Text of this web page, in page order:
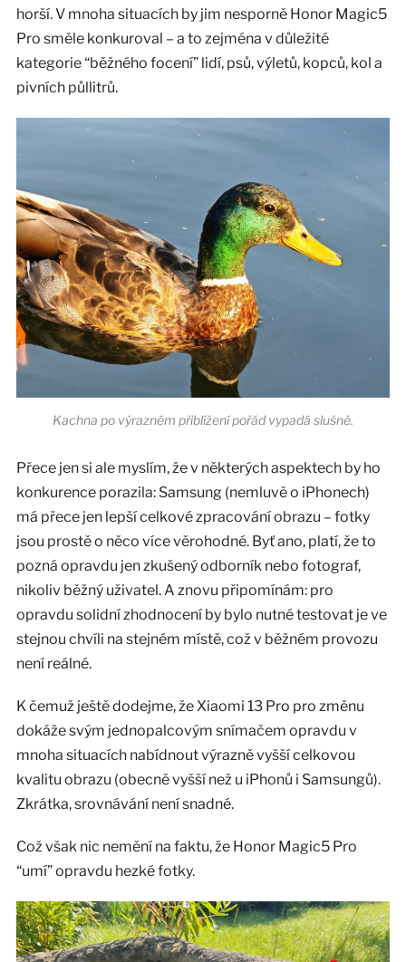
horší. V mnoha situacích by jim nesporně Honor Magic5
Pro směle konkuroval – a to zejména v důležité
kategorie “běžného focení” lidí, psů, výletů, kopců, kol a
pivních půllitrů.
Kachna po výrazném přiblížení pořád vypadá slušně.
Přece jen si ale myslím, že v některých aspektech by ho
konkurence porazila: Samsung (nemluvě o iPhonech)
má přece jen lepší celkové zpracování obrazu – fotky
jsou prostě o něco více věrohodné. Byť ano, platí, že to
pozná opravdu jen zkušený odborník nebo fotograf,
nikoliv běžný uživatel. A znovu připomínám: pro
opravdu solidní zhodnocení by bylo nutné testovat je ve
stejnou chvíli na stejném místě, což v běžném provozu
není reálné.
K čemuž ještě dodejme, že Xiaomi 13 Pro pro změnu
dokáže svým jednopalcovým snímačem opravdu v
mnoha situacích nabídnout výrazně vyšší celkovou
kvalitu obrazu (obecně vyšší než u iPhonů i Samsungů).
Zkrátka, srovnávání není snadné.
Což však nic nemění na faktu, že Honor Magic5 Pro
“umí” opravdu hezké fotky.